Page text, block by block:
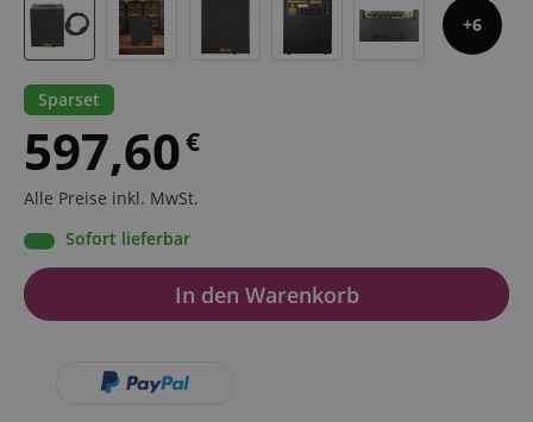
6
Sparset
597,60€
Alle Preise inkl. MwSt.
Sofort lieferbar
In den Warenkorb